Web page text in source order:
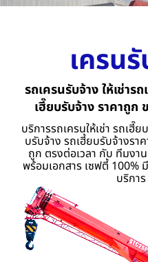
เครน
รถเครนรับจ้าง ให้เช่า
เฮี๊ยบรับจ้าง ราคาถู
บริการรถเครนให้เช่า รถเฮี๊
บรับจ้าง รถเฮี้ยบรับจ้างรา
ถูก ตรงต่อเวลา กับ ทีมงา
พร้อมเอกสาร เซฟตี้ 100%
บริกา